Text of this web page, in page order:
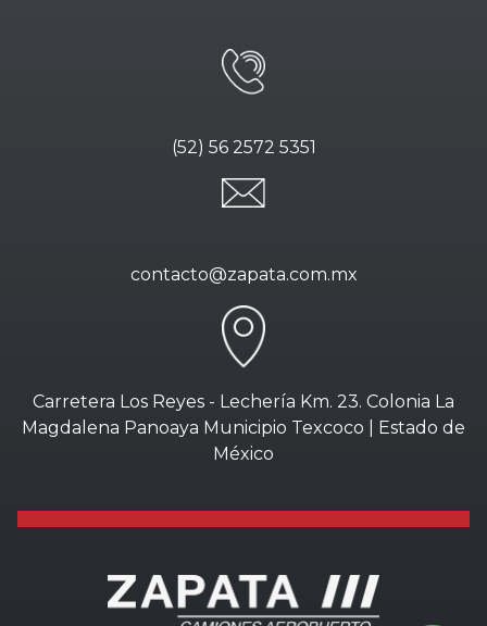
(52) 56 2572 5351
contacto@zapata.com.mx
Carretera Los Reyes - Lechería Km. 23. Colonia La
Magdalena Panoaya Municipio Texcoco | Estado de
México